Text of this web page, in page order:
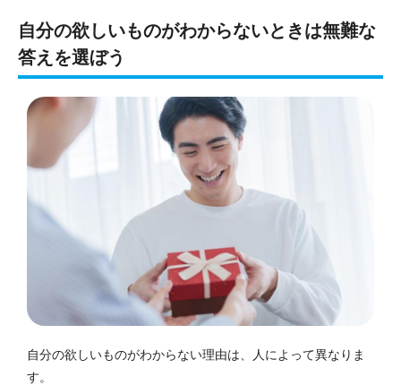
自分の欲しいものがわからないときは無難な
答えを選ぼう
自分の欲しいものがわからない理由は、人によって異なりま
す。